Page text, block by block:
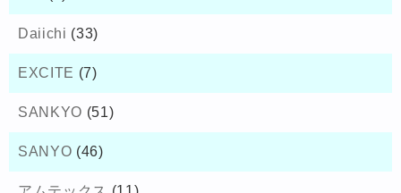
Daiichi (33)
EXCITE (7)
SANKYO (51)
SANYO (46)